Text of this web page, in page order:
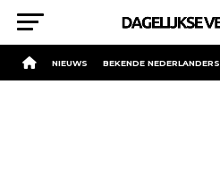
NIEUWS BEKENDE NEDERLANDERS